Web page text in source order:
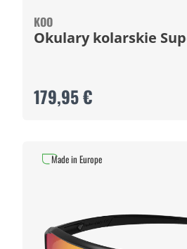
KOO
Okulary kolarskie
179,95 €
Made in Europe